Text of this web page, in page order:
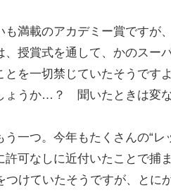
も満載のアカデミー賞ですが
、授賞式を通して、かのスー
とを一切禁じていたそうです
ょうか…？ 聞いたときは変な
う一つ。今年もたくさんの“
許可なしに近付いたことで捕
つけていたそうですが、とに